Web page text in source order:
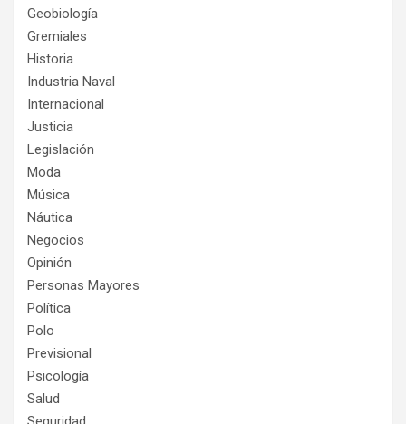
Geobiología
Gremiales
Historia
Industria Naval
Internacional
Justicia
Legislación
Moda
Música
Náutica
Negocios
Opinión
Personas Mayores
Política
Polo
Previsional
Psicología
Salud